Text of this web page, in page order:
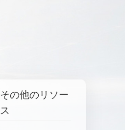
その他のリソー
ス